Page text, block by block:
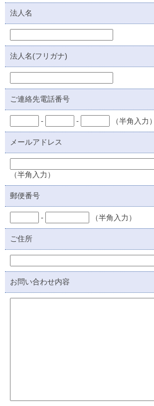
法人名
法人名(フリガナ)
ご連絡先電話番号
- - （半角入力）
メールアドレス
（半角入力）
郵便番号
- （半角入力）
ご住所
お問い合わせ内容